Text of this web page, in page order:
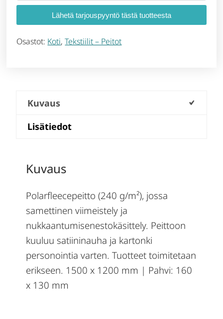
Lähetä tarjouspyyntö tästä tuotteesta
Osastot: Koti,Tekstiilit – Peitot
Kuvaus
Lisätiedot
Kuvaus
Polarfleecepeitto (240 g/m²), jossa
samettinen viimeistely ja
nukkaantumisenestokäsittely. Peittoon
kuuluu satiininauha ja kartonki
personointia varten. Tuotteet toimitetaan
erikseen. 1500 x 1200 mm | Pahvi: 160
x 130 mm